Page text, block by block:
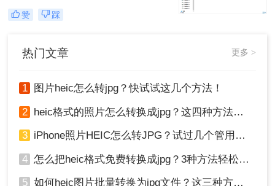
和通用，因此是所有设备都支持的画
片格式！无论是手机、相机、电脑，
非常方便的照片格式。不仅如此，
JPG格式的容量也很小，要比RAW格
如果自己手中的照片不是JPG格式，
heic如何转jpg？和转转师妹一起来学
学吧！
赞 踩
热门文章 更多 >
1 图片heic怎么转jpg？快试试这几个方法！
2 heic格式的照片怎么转换成jpg？这四种方法快速转换格式！
3 iPhone照片HEIC怎么转JPG？试过几个管用的方法！
4 怎么把heic格式免费转换成jpg？3种方法轻松解决，原来这么简单！
5 如何heic图片批量转换为jpg文件？这三种方法快速转换格式！